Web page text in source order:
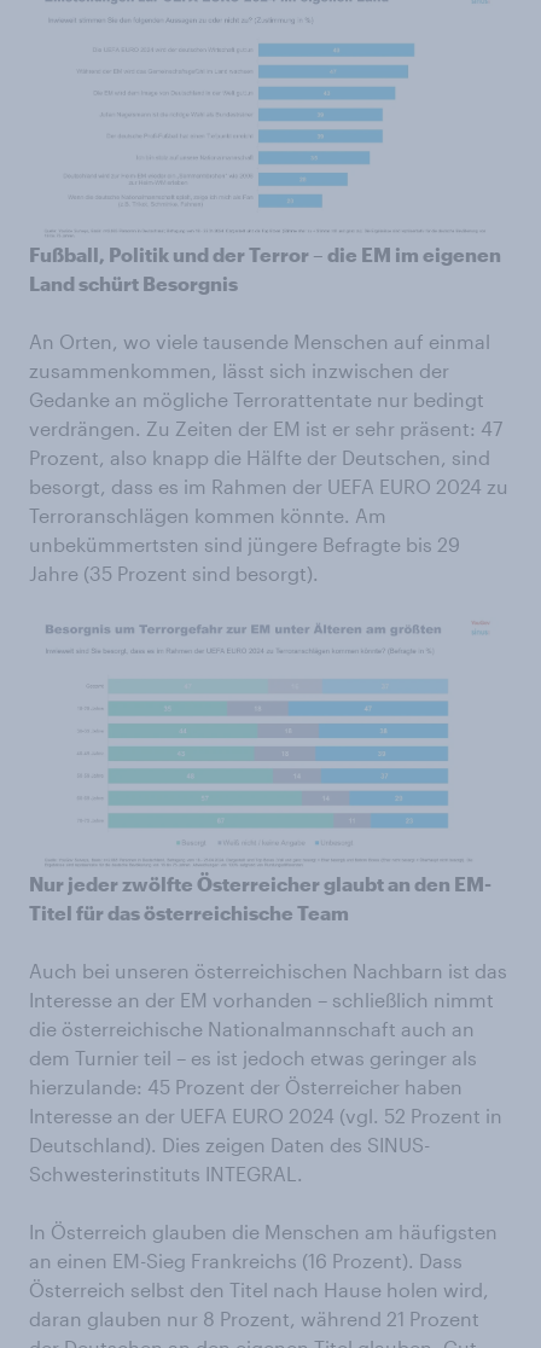
Fußball, Politik und der Terror – die EM im eigenen
Land schürt Besorgnis
An Orten, wo viele tausende Menschen auf einmal
zusammenkommen, lässt sich inzwischen der
Gedanke an mögliche Terrorattentate nur bedingt
verdrängen. Zu Zeiten der EM ist er sehr präsent: 47
Prozent, also knapp die Hälfte der Deutschen, sind
besorgt, dass es im Rahmen der UEFA EURO 2024 zu
Terroranschlägen kommen könnte. Am
unbekümmertsten sind jüngere Befragte bis 29
Jahre (35 Prozent sind besorgt).
Nur jeder zwölfte Österreicher glaubt an den EM-
Titel für das österreichische Team
Auch bei unseren österreichischen Nachbarn ist das
Interesse an der EM vorhanden – schließlich nimmt
die österreichische Nationalmannschaft auch an
dem Turnier teil – es ist jedoch etwas geringer als
hierzulande: 45 Prozent der Österreicher haben
Interesse an der UEFA EURO 2024 (vgl. 52 Prozent in
Deutschland). Dies zeigen Daten des SINUS-
Schwesterinstituts INTEGRAL.
In Österreich glauben die Menschen am häufigsten
an einen EM-Sieg Frankreichs (16 Prozent). Dass
Österreich selbst den Titel nach Hause holen wird,
daran glauben nur 8 Prozent, während 21 Prozent